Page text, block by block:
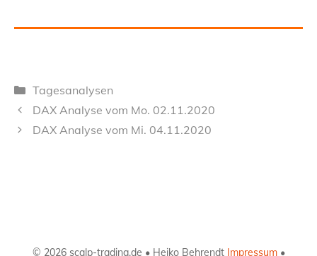
Kategorien
Tagesanalysen
DAX Analyse vom Mo. 02.11.2020
DAX Analyse vom Mi. 04.11.2020
© 2026 scalp-trading.de • Heiko Behrendt Impressum•